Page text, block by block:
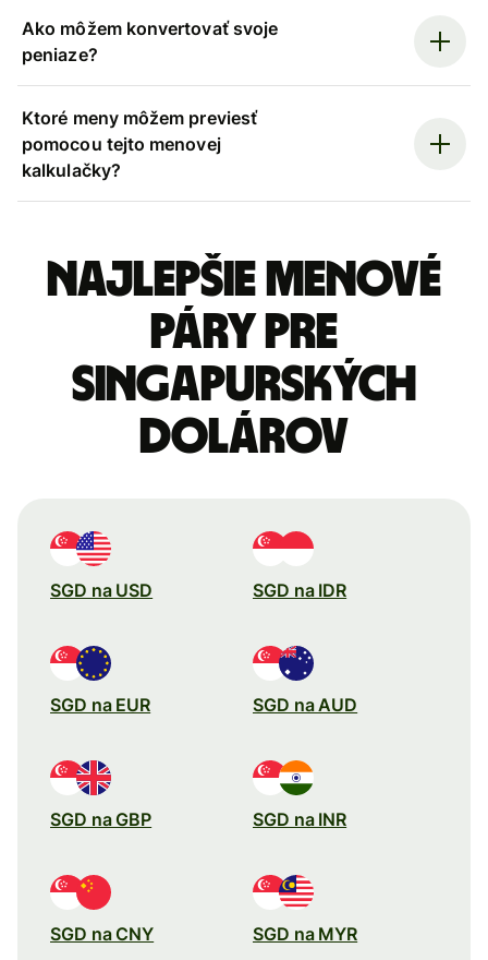
Ako môžem konvertovať svoje
peniaze?
Ktoré meny môžem previesť
pomocou tejto menovej
kalkulačky?
Najlepšie menové
páry pre
Singapurských
dolárov
SGD na USD SGD na IDR
SGD na EUR SGD na AUD
SGD na GBP SGD na INR
SGD na CNY SGD na MYR